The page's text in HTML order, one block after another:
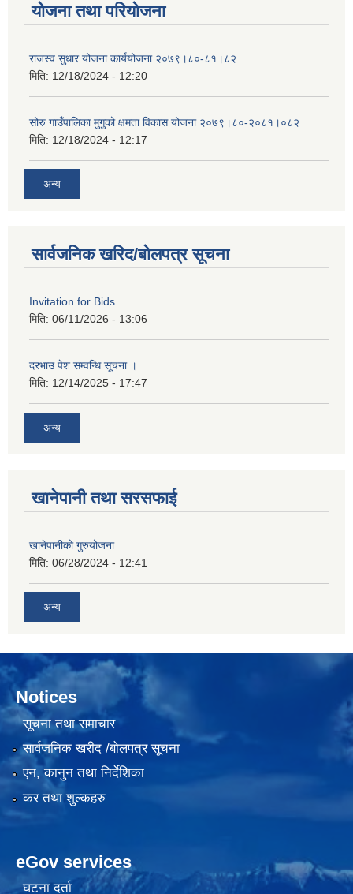
योजना तथा परियोजना
राजस्व सुधार योजना कार्ययोजना २०७९।८०-८१।८२
मिति: 12/18/2024 - 12:20
सोरु गाउँपालिका मुगुको क्षमता विकास योजना २०७९।८०-२०८१।०८२
मिति: 12/18/2024 - 12:17
अन्य
सार्वजनिक खरिद/बोलपत्र सूचना
Invitation for Bids
मिति: 06/11/2026 - 13:06
दरभाउ पेश सम्वन्धि सूचना ।
मिति: 12/14/2025 - 17:47
अन्य
खानेपानी तथा सरसफाई
खानेपानीको गुरुयोजना
मिति: 06/28/2024 - 12:41
अन्य
Notices
सूचना तथा समाचार
सार्वजनिक खरीद /बोलपत्र सूचना
एन, कानुन तथा निर्देशिका
कर तथा शुल्कहरु
eGov services
घटना दर्ता